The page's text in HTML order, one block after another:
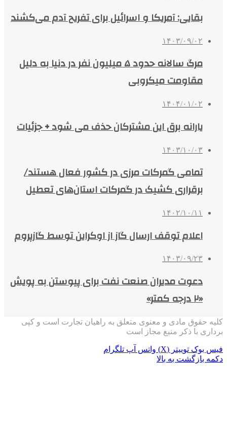
بقایی: آمریکا و اسرائیل برای تفریح آدم می‌کشند
۱۴۰۳/۰۹/۰۲
مرگ سالانه حدود ۵ میلیون نفر در دنیا به دلیل
مقاومت میکروبی
۱۴۰۴/۰۱/۰۲
یارانه برق این مشترکان حذف می شود + جزئیات
۱۴۰۳/۱۰/۰۳
تمامی گمرکات مرزی در کشور فعال هستند/
برقراری کشیک در گمرکات استان‌های تعطیل
۱۴۰۲/۱۰/۱۱
اعلام توقف ارسال گاز از اوکراین توسط گازپروم
۱۴۰۳/۰۹/۲۳
دعوت مدیران صنعت نفت برای پیوستن به پویش
«۲ درجه کمتر»
کلیه حقوق مادی و معنوی متعلق به راهیان تجارت است و کپی
برداری با ذکر منبع مجاز است
فیس بوک توییتر (X) واتس آپ تلگرام
دکمه بازگشت به بالا